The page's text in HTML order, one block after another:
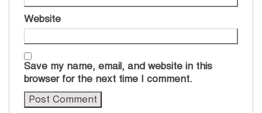
Website
Save my name, email, and website in this
browser for the next time I comment.